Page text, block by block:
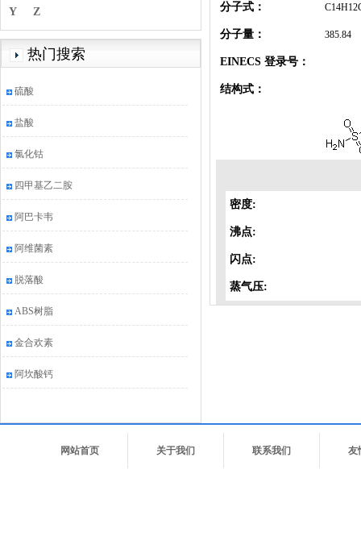
Y Z
热门搜索
硫酸
盐酸
氯化钴
四甲基乙二胺
阿巴卡韦
阿维菌素
脱落酸
ABS树脂
金合欢素
阿坎酸钙
分子式：
分子量： 385.84
EINECS 登录号：
结构式：
密度:
沸点:
闪点:
蒸气压:
网站首页 关于我们 联系我们 友